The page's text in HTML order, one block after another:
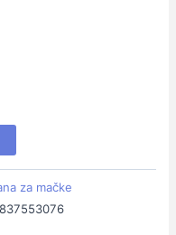
za mačke